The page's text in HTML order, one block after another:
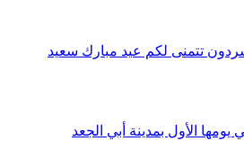
تتمنى لكم عيد مبارك سعيد
يومها الأول بمدينة أبي الجعد